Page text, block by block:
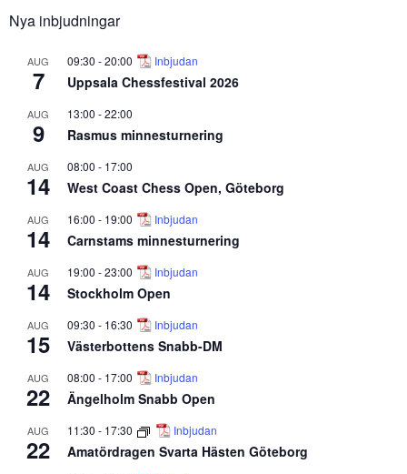
Nya inbjudningar
AUG
7
09:30 -20:00 Inbjudan
Uppsala Chessfestival 2026
AUG
9
13:00 -22:00
Rasmus minnesturnering
AUG
14
08:00 - 17:00
West Coast Chess Open, Göteborg
AUG
14
16:00 - 19:00 Inbjudan
Carnstams minnesturnering
AUG
14
19:00 -23:00 Inbjudan
Stockholm Open
AUG
15
09:30 - 16:30 Inbjudan
Västerbottens Snabb-DM
AUG
22
08:00 - 17:00 Inbjudan
Ängelholm Snabb Open
AUG
22
11:30 - 17:30 Inbjudan
Amatördragen Svarta Hästen Göteborg